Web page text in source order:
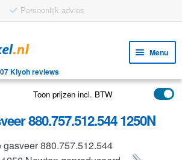
Persoonlijk advies
Menu
Kiyoh reviews
Toon prijzen incl. BTW
880.757.512.544 1250N
880.757.512.544